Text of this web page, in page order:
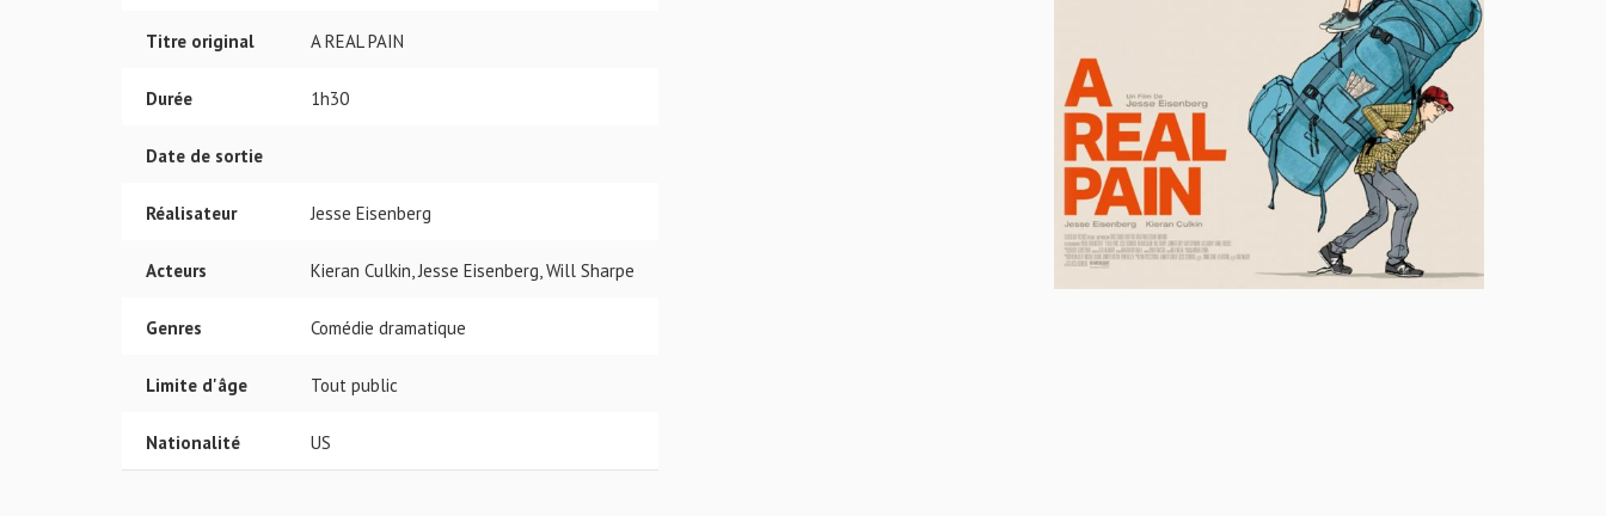
Titre original A REAL PAIN
Durée 1h30
Date de sortie
Réalisateur Jesse Eisenberg
Acteurs Kieran Culkin, Jesse Eisenberg, Will Sharpe
Genres Comédie dramatique
Limite d'âge Tout public
Nationalité US